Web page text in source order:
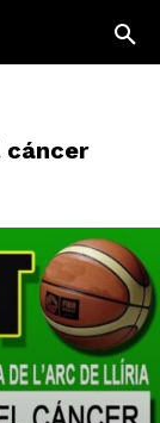
cáncer